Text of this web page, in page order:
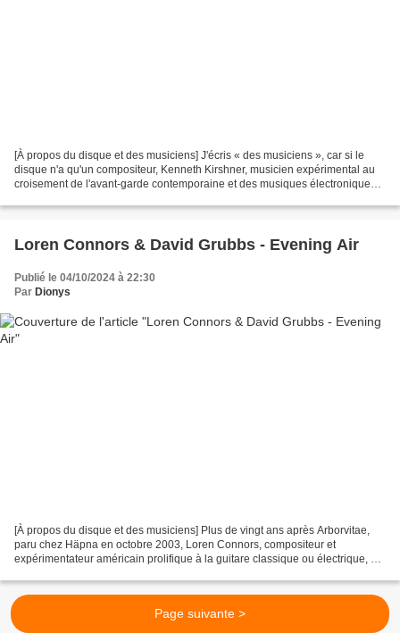
[À propos du disque et des musiciens] J'écris « des musiciens », car si le
disque n'a qu'un compositeur, Kenneth Kirshner, musicien expérimental au
croisement de l'avant-garde contemporaine et des musiques électroniques,
Loren Connors & David Grubbs - Evening Air
Publié le 04/10/2024 à 22:30
Par Dionys
[À propos du disque et des musiciens] Plus de vingt ans après Arborvitae,
paru chez Häpna en octobre 2003, Loren Connors, compositeur et
expérimentateur américain prolifique à la guitare classique ou électrique, et
Page suivante >